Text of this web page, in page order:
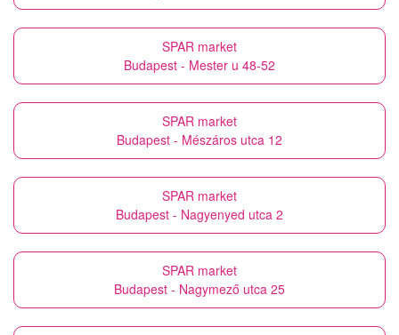
SPAR market
Budapest - Mester u 48-52
SPAR market
Budapest - Mészáros utca 12
SPAR market
Budapest - Nagyenyed utca 2
SPAR market
Budapest - Nagymező utca 25